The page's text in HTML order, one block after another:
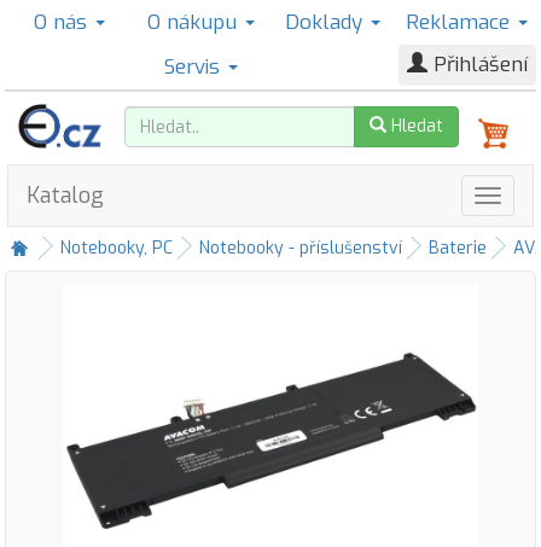
O nás O nákupu Doklady
Reklamace
Servis
Přihlášení
Hledat
Katalog
Notebooky, PC Notebooky - příslušenství Baterie